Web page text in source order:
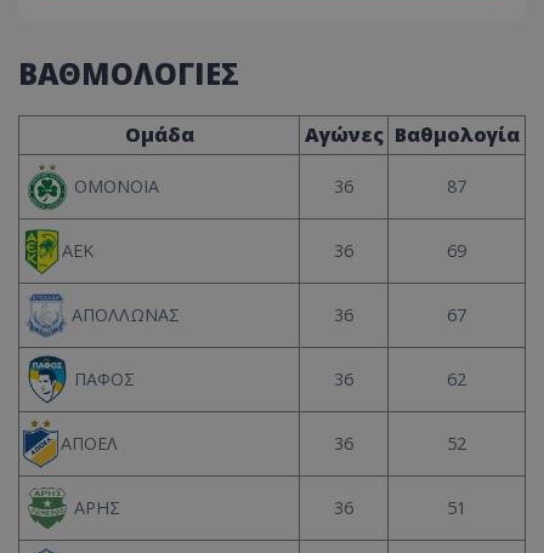
ΒΑΘΜΟΛΟΓΙΕΣ
Ομάδα Αγώνες Βαθμολογία
ΟΜΟΝΟΙΑ 36 87
ΑΕΚ 36 69
ΑΠΟΛΛΩΝΑΣ 36 67
ΠΑΦΟΣ 36 62
ΑΠΟΕΛ 36 52
ΑΡΗΣ 36 51